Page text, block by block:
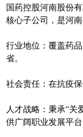
国药控股河南股份
核心子公司，是河
行业地位‌：覆盖药
省。
社会责任‌：在抗疫
人才战略‌：秉承“关
供广阔职业发展平台